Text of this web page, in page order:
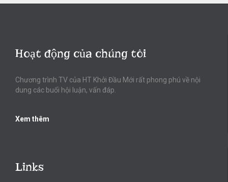
Hoạt động của chúng tôi
Chương trình TV của HT Khởi Đầu Mới rất phong phú về nội
dung các buổi hội luận, vấn đáp.
Xem thêm
Links